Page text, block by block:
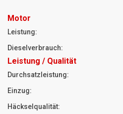
Motor
Leistung:
Dieselverbrauch:
Leistung / Qualität
Durchsatzleistung:
Einzug:
Häckselqualität: